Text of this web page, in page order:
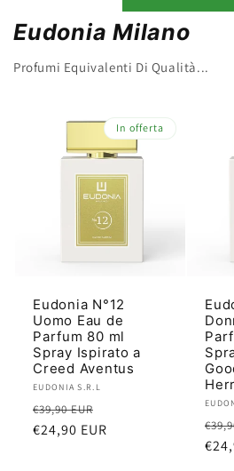
Eudonia Milano
Profumi Equivalenti Di Qualità...
In offerta
Eudonia N°12
Uomo Eau de
Parfum 80 ml
Spray Ispirato a
Creed Aventus
Produttore:
EUDONIA S.R.L
Prezzo
di
€39,90 EUR
scontato
€24,90 EUR
di